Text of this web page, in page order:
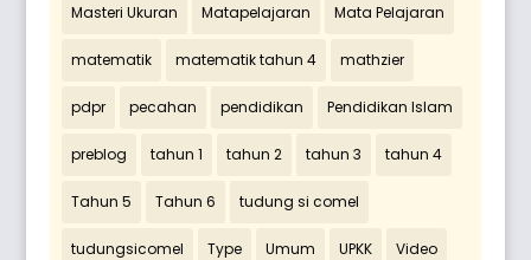
Masteri Ukuran Matapelajaran Mata Pelajaran
matematik matematik tahun 4 mathzier
pdpr pecahan pendidikan Pendidikan Islam
preblog tahun 1 tahun 2 tahun 3 tahun 4
Tahun 5 Tahun 6 tudung si comel
tudungsicomel Type Umum UPKK Video